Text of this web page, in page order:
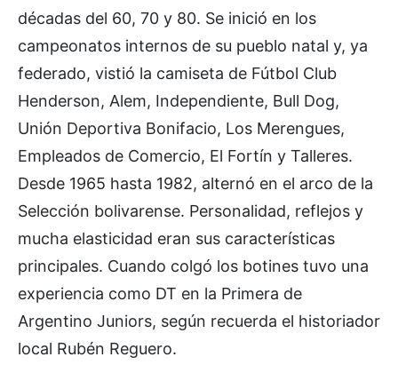
décadas del 60, 70 y 80. Se inició en los
campeonatos internos de su pueblo natal y, ya
federado, vistió la camiseta de Fútbol Club
Henderson, Alem, Independiente, Bull Dog,
Unión Deportiva Bonifacio, Los Merengues,
Empleados de Comercio, El Fortín y Talleres.
Desde 1965 hasta 1982, alternó en el arco de la
Selección bolivarense. Personalidad, reflejos y
mucha elasticidad eran sus características
principales. Cuando colgó los botines tuvo una
experiencia como DT en la Primera de
Argentino Juniors, según recuerda el historiador
local Rubén Reguero.